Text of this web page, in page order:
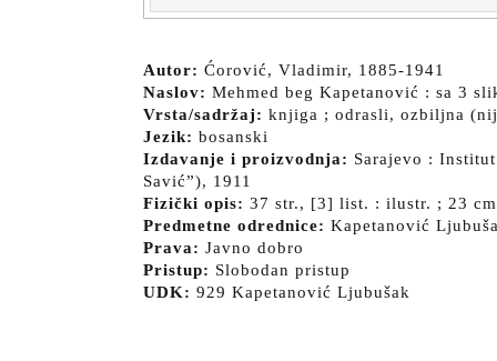
Autor: Ćorović, Vladimir, 1885-1941
Naslov: Mehmed beg Kapetanović : sa 3
Vrsta/sadržaj: knjiga ; odrasli, ozbiljna
Jezik: bosanski
Izdavanje i proizvodnja: Sarajevo :
Savić”), 1911
Fizički opis: 37 str., [3] list. : ilustr. ; 23 cm
Predmetne odrednice: Kapetanović
Prava: Javno dobro
Pristup: Slobodan pristup
UDK: 929 Kapetanović Ljubušak